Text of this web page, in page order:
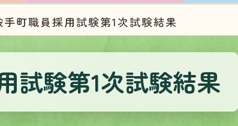
町職員採用試験第1次試験結果
試験第1次試験結果